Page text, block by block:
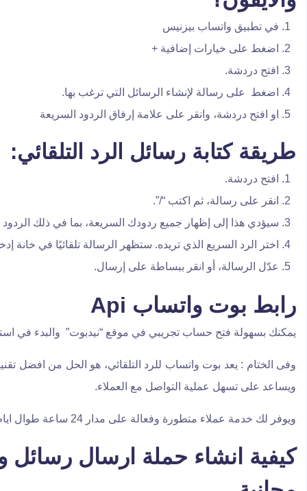
في تطبيق واتساب بيزنيس
اضغط على خيارات إضافية +
افتح دردشة.
اضغط على رسالة لإنشاء الرسائل التي ترغب بها.
او افتح دردشة، وانقر على علامة إرفاق الردود السريعة
طريقة كتابة رسائل الرد التلقائي:
افتح دردشة.
انقر على رسالة، ثم اكتب “/”.
سيؤدي هذا إلى إظهار جميع ردودك السريعة، بما في ذلك الردود
اختر الرد السريع الذي تريده. ستظهر الرسالة تلقائيًا في خانة
عدّل الرسالة، أو انقر ببساطة على إرسال.
رابط بوت واتساب Api
يمكنك بسهولة فتح حساب تجريبي في موقع “نيدبوت” والبدء في
وفى الختام : يعد بوت واتساب للرد التلقائي، هو الحل من افضل
ويساعد على تسهل عملية التواصل مع العملاء.
ويوفر لك خدمة عملاء متطورة وفعالة على مدار 24 ساعة طوال ايام الأسبوع.
كيفية انشاء حملة ارسال رسائل